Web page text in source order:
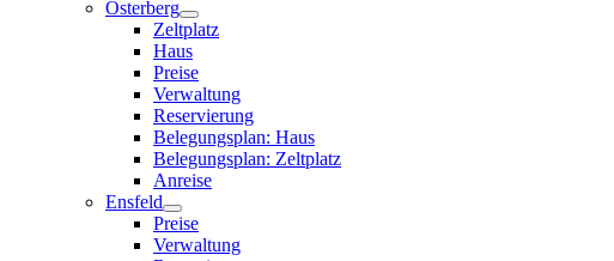
Osterberg
Zeltplatz
Haus
Preise
Verwaltung
Reservierung
Belegungsplan: Haus
Belegungsplan: Zeltplatz
Anreise
Ensfeld
Preise
Verwaltung